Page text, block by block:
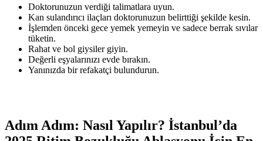
Doktorunuzun verdiği talimatlara uyun.
Kan sulandırıcı ilaçları doktorunuzun belirttiği şekilde kesin.
İşlemden önceki gece yemek yemeyin ve sadece berrak sıvılar
tüketin.
Rahat ve bol giysiler giyin.
Değerli eşyalarınızı evde bırakın.
Yanınızda bir refakatçi bulundurun.
Adım Adım: Nasıl Yapılır? İstanbul’da